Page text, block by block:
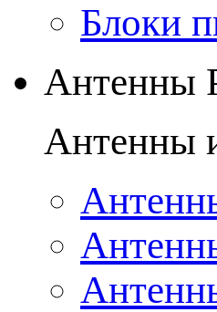
Блоки
Антенны
Антенны